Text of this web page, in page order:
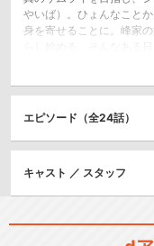
やいば）。ひょんなこと
身を寄せることに。峰家
らし始める。そんなある
者・鬼丸 猛（おにまる
が目覚める。「雷神剣」
魔剣が今再び目覚め、真
エピソード（全24話）
キャスト ／ スタッフ